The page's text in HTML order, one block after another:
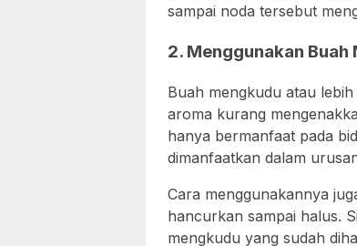
sampai noda tersebut
2. Menggunakan Buah
Buah mengkudu atau
aroma kurang
hanya bermanfaat pada
dimanfaatkan dalam
Cara menggunakannya
hancurkan sampai halus.
mengkudu yang sudah